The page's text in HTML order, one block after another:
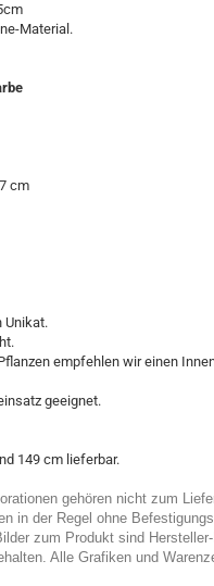
Material.
cm
Unikat.
empfehlen wir einen
geeignet.
149 cm lieferbar.
gehören nicht zum
in der Regel ohne
zum Produkt sind
Alle Grafiken und